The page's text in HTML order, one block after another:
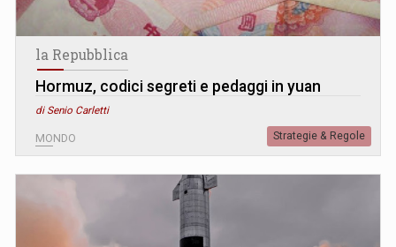
la Repubblica
Hormuz, codici segreti e pedaggi in yuan
di Senio Carletti
MONDO Strategie & Regole